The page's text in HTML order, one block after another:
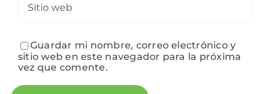
Guardar mi nombre, correo electrónico y
sitio web en este navegador para la próxima
vez que comente.